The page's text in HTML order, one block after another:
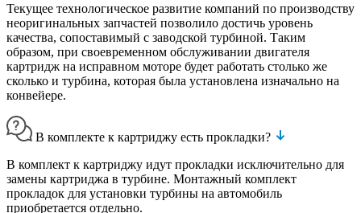
Текущее технологическое развитие компаний по производству
неоригинальных запчастей позволило достичь уровень
качества, сопоставимый с заводской турбиной. Таким
образом, при своевременном обслуживании двигателя
картридж на исправном моторе будет работать столько же
сколько и турбина, которая была установлена изначально на
конвейере.
В комплекте к картриджу есть прокладки?
В комплект к картриджу идут прокладки исключительно для
замены картриджа в турбине. Монтажный комплект
прокладок для установки турбины на автомобиль
приобретается отдельно.